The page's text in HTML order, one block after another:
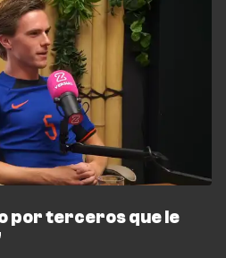
por terceros que le